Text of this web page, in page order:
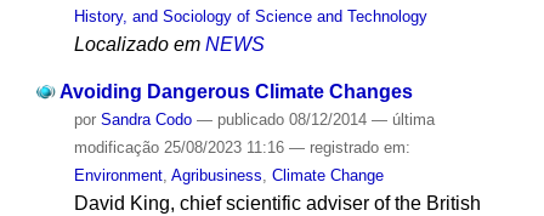
History, and Sociology of Science and Technology
Localizado em NEWS
Avoiding Dangerous Climate Changes
por Sandra Codo — publicado08/12/2014 — última
modificação25/08/2023 11:16 — registrado em:
Environment, Agribusiness, Climate Change
David King, chief scientific adviser of the British